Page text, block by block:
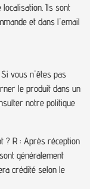
Ils sont
et dans l'email
vous n'êtes pas
le produit dans un
notre politique
? R : Après réception
généralement
crédité selon le